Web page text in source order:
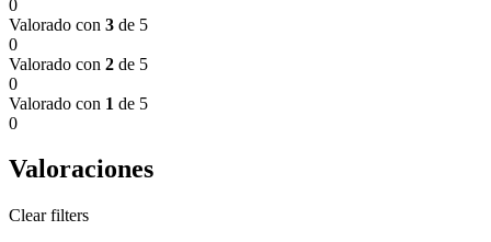
0
Valorado con 3 de 5
0
Valorado con 2 de 5
0
Valorado con 1 de 5
0
Valoraciones
Clear filters